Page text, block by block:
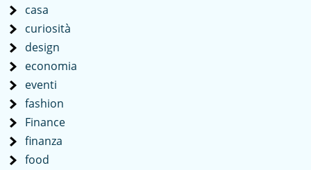
casa
curiosità
design
economia
eventi
fashion
Finance
finanza
food